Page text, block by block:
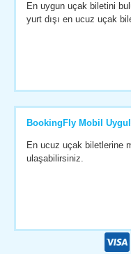
En uygun uçak biletini
yurt dışı en ucuz uçak
BookingFly Mobil
En ucuz uçak biletlerine
ulaşabilirsiniz.